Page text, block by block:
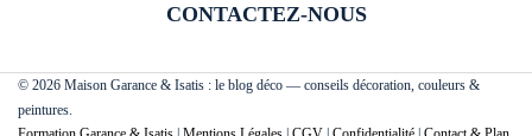
CONTACTEZ-NOUS
© 2026 Maison Garance & Isatis : le blog déco — conseils décoration, couleurs &
peintures.